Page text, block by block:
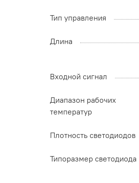
Тип управления
Длина
Входной сигнал
Диапазон рабочих
температур
Плотность светодиодов
Типоразмер светодиода